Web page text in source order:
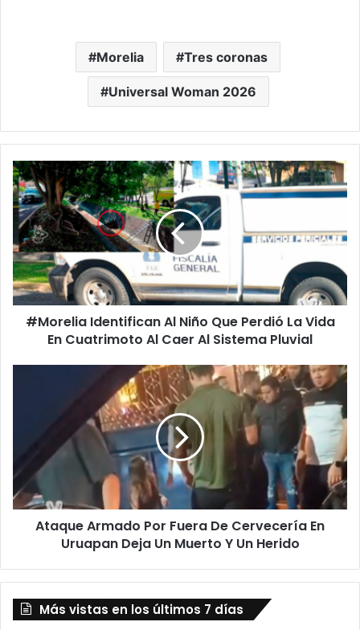
Morelia Tres coronas
Universal Woman 2026
#Morelia
Identifican
Al
Niño
Que
Perdió
La
Vida
En
Cuatrimoto
#Morelia Identifican Al Niño Que Perdió La Vida
En Cuatrimoto Al Caer Al Sistema Pluvial
Cervecería
En
Uruapan
Deja
Un
Ataque Armado Por Fuera De Cervecería En
Uruapan Deja Un Muerto Y Un Herido
Más vistas en los últimos 7 días